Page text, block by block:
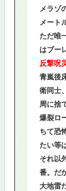
メラゾ
メート
ただ唯
はブー
反撃呪
青嵐後
衛同士
周に捨
爆裂ロ
ちて恐
たい等
それ以
番。だ
大地雷